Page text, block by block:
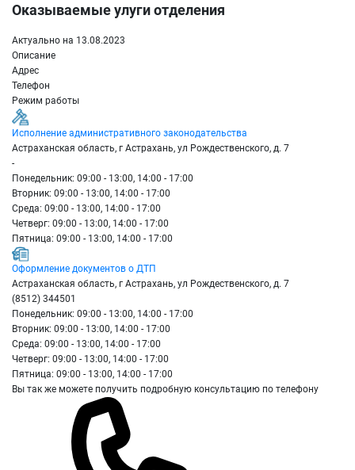
Оказываемые улуги отделения
Актуально на 13.08.2023
Описание
Адрес
Телефон
Режим работы
Исполнение административного законодательства
Астраханская область, г Астрахань, ул Рождественского, д. 7
-
Понедельник: 09:00 - 13:00, 14:00 - 17:00
Вторник: 09:00 - 13:00, 14:00 - 17:00
Среда: 09:00 - 13:00, 14:00 - 17:00
Четверг: 09:00 - 13:00, 14:00 - 17:00
Пятница: 09:00 - 13:00, 14:00 - 17:00
Оформление документов о ДТП
Астраханская область, г Астрахань, ул Рождественского, д. 7
(8512) 344501
Понедельник: 09:00 - 13:00, 14:00 - 17:00
Вторник: 09:00 - 13:00, 14:00 - 17:00
Среда: 09:00 - 13:00, 14:00 - 17:00
Четверг: 09:00 - 13:00, 14:00 - 17:00
Пятница: 09:00 - 13:00, 14:00 - 17:00
Вы так же можете получить подробную консультацию по телефону